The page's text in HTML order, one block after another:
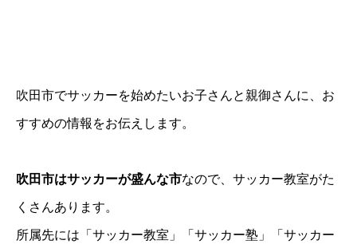
吹田市でサッカーを始めたいお子さんと親御さんに、お
すすめの情報をお伝えします。
吹田市はサッカーが盛んな市なので、サッカー教室がた
くさんあります。
所属先には「サッカー教室」「サッカー塾」「サッカー